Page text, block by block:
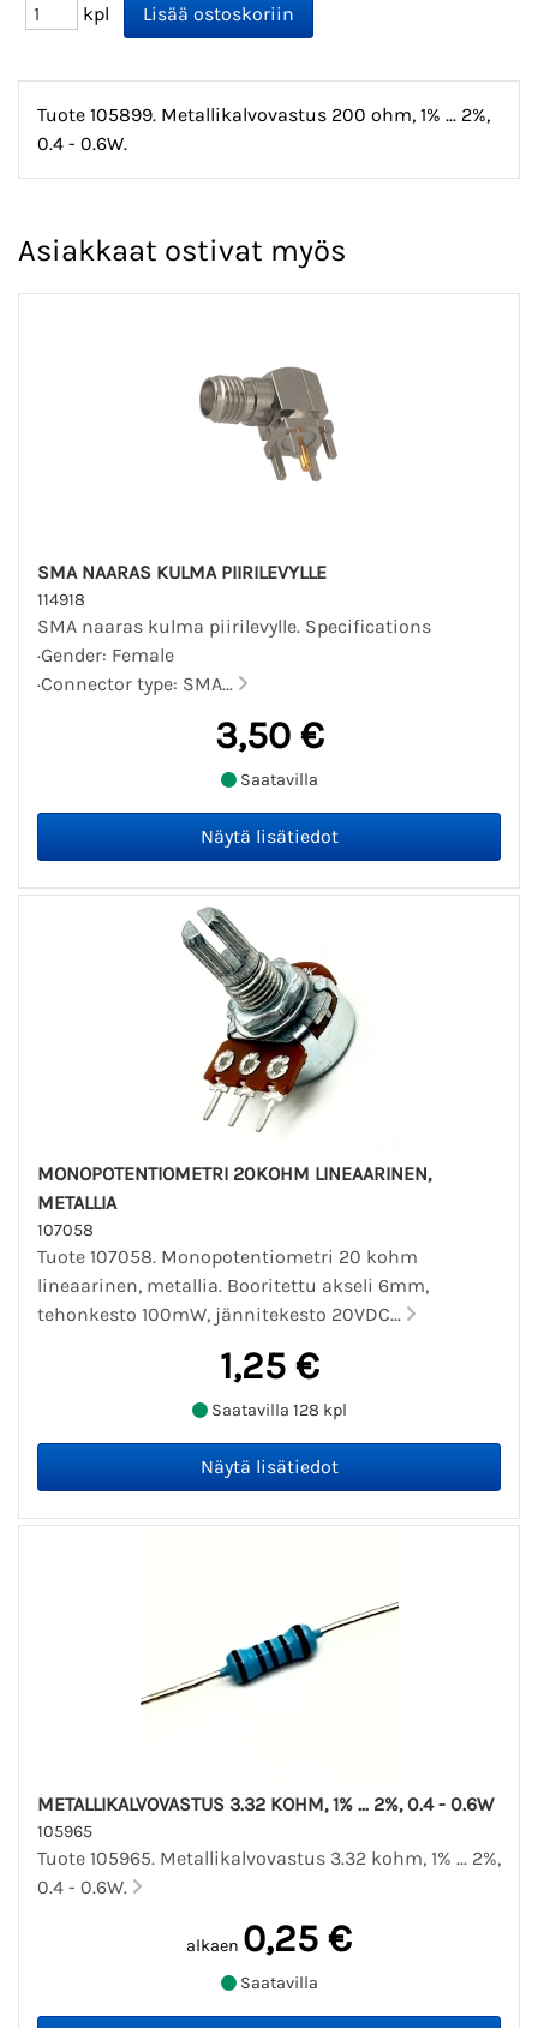
kpl
Tuote 105899. Metallikalvovastus 200 ohm, 1% ... 2%,
0.4 - 0.6W.
Asiakkaat ostivat myös
SMA NAARAS KULMA PIIRILEVYLLE
114918
SMA naaras kulma piirilevylle. Specifications
·Gender: Female
·Connector type: SMA...
3,50 €
Saatavilla
MONOPOTENTIOMETRI 20KOHM LINEAARINEN,
METALLIA
107058
Tuote 107058. Monopotentiometri 20 kohm
lineaarinen, metallia. Booritettu akseli 6mm,
tehonkesto 100mW, jännitekesto 20VDC...
1,25 €
Saatavilla 128 kpl
METALLIKALVOVASTUS 3.32 KOHM, 1% ... 2%, 0.4 - 0.6W
105965
Tuote 105965. Metallikalvovastus 3.32 kohm, 1% ... 2%,
0.4 - 0.6W.
alkaen 0,25 €
Saatavilla